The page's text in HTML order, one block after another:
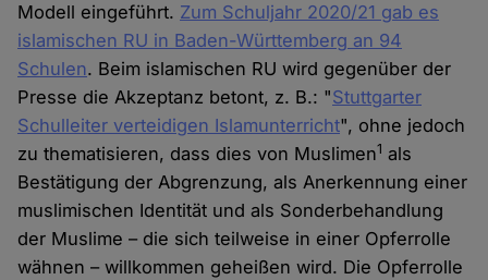
Modell eingeführt. Zum Schuljahr 2020/21 gab es
islamischen RU in Baden-Württemberg an 94
Schulen. Beim islamischen RU wird gegenüber der
Presse die Akzeptanz betont, z. B.: "Stuttgarter
Schulleiter verteidigen Islamunterricht", ohne jedoch
zu thematisieren, dass dies von Muslimen1 als
Bestätigung der Abgrenzung, als Anerkennung einer
muslimischen Identität und als Sonderbehandlung
der Muslime – die sich teilweise in einer Opferrolle
wähnen – willkommen geheißen wird. Die Opferrolle